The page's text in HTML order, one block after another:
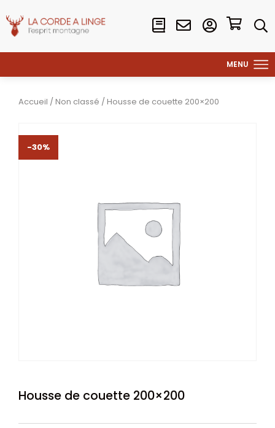
Accueil / Non classé / Housse de couette 200×200
-30%
Housse de couette 200×200